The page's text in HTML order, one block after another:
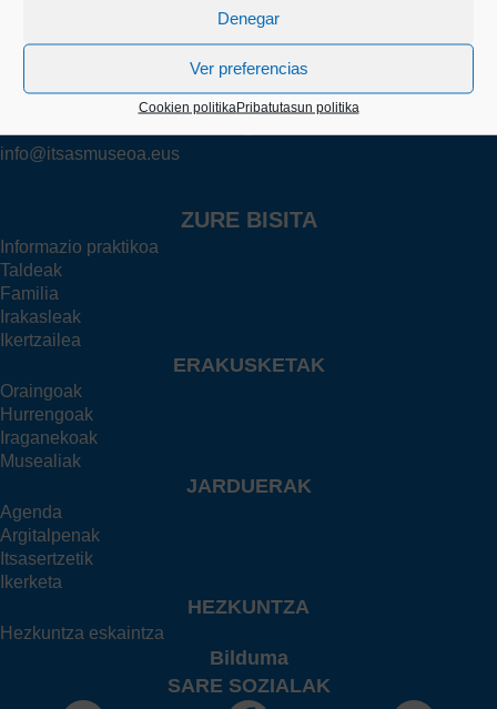
Denegar
Ver preferencias
Cookien politikaPribatutasun politika
info@itsasmuseoa.eus
ZURE BISITA
Informazio praktikoa
Taldeak
Familia
Irakasleak
Ikertzailea
ERAKUSKETAK
Oraingoak
Hurrengoak
Iraganekoak
Musealiak
JARDUERAK
Agenda
Argitalpenak
Itsasertzetik
Ikerketa
HEZKUNTZA
Hezkuntza eskaintza
Bilduma
SARE SOZIALAK